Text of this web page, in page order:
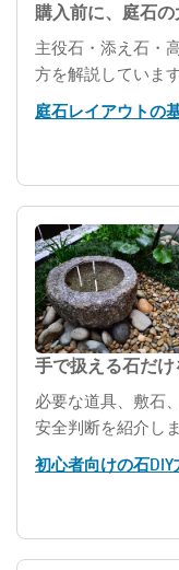
購入前に、庭石
主役石・添え石・
方を解説しています
庭石レイアウトの
手で扱える石だ
必要な道具、敷石
安全判断を紹介しま
初心者向けの石